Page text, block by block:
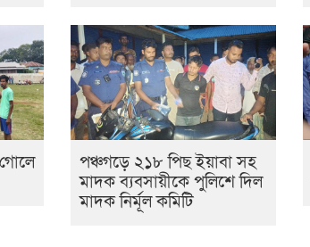
পঞ্চগড়ে ২১৮ পিছ ইয়াবা সহ
মাদক ব্যবসায়ীকে পুলিশে দিল
মাদক নির্মূল কমিটি